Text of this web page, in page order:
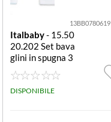
13BB0780619
Italbaby- 15.50
20.202 Set bava
glini in spugna 3
pezzi Azzurro Se
t bavaglini Italb
aby 15 5020 20
DISPONIBILE